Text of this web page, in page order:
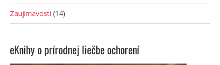
Zaujímavosti (14)
eKnihy o prírodnej liečbe ochorení